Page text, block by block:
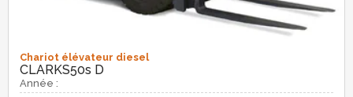
Chariot élévateur diesel
CLARKS50s D
Année :